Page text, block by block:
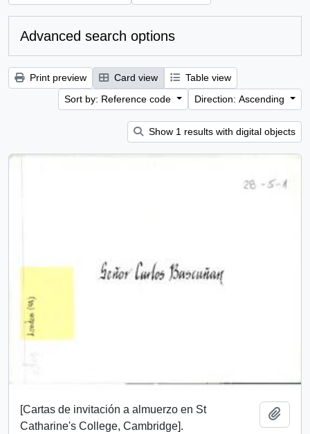
Advanced search options
Print preview Card view
Table view
Sort by: Reference code
Direction: Ascending
Show 1 results with digital objects
[Cartas de invitación a almuerzo en St
Catharine's College, Cambridge].